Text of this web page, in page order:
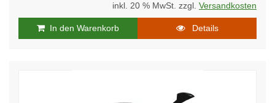
inkl. 20 % MwSt. zzgl. Versandkosten
In den Warenkorb Details